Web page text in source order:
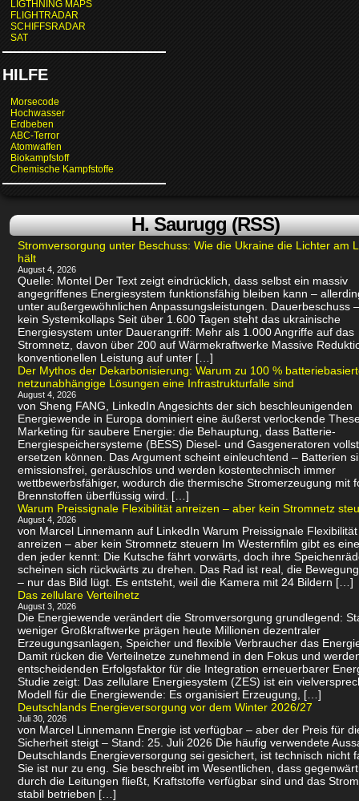
LIGTHNING MAPS
FLIGHTRADAR
SCHIFFSRADAR
SAT
HILFE
Morsecode
Hochwasser
Erdbeben
ABC-Terror
Atomwaffen
Biokampfstoff
Chemische Kampfstoffe
H. Saurugg (RSS)
Stromversorgung unter Beschuss: Wie die Ukraine die Lichter am
hält
August 4, 2026
Quelle: Montel Der Text zeigt eindrücklich, dass selbst ein massiv
angegriffenes Energiesystem funktionsfähig bleiben kann –
unter außergewöhnlichen Anpassungsleistungen. Dauerbeschuss
kein Systemkollaps Seit über 1.600 Tagen steht das ukrainische
Energiesystem unter Dauerangriff: Mehr als 1.000 Angriffe auf das
Stromnetz, davon über 200 auf Wärmekraftwerke Massive
konventionellen Leistung auf unter […]
Der Mythos der Dekarbonisierung: Warum zu 100 %
netzunabhängige Lösungen eine Infrastrukturfalle sind
August 4, 2026
von Sheng FANG, LinkedIn Angesichts der sich beschleunigenden
Energiewende in Europa dominiert eine äußerst verlockende
Marketing für saubere Energie: die Behauptung, dass Batterie-
Energiespeichersysteme (BESS) Diesel- und Gasgeneratoren
ersetzen können. Das Argument scheint einleuchtend – Batterien
emissionsfrei, geräuschlos und werden kostentechnisch immer
wettbewerbsfähiger, wodurch die thermische Stromerzeugung mit
Brennstoffen überflüssig wird. […]
Warum Preissignale Flexibilität anreizen – aber kein Stromnetz
August 4, 2026
von Marcel Linnemann auf LinkedIn Warum Preissignale Flexibilität
anreizen – aber kein Stromnetz steuern Im Westernfilm gibt es
den jeder kennt: Die Kutsche fährt vorwärts, doch ihre
scheinen sich rückwärts zu drehen. Das Rad ist real, die
– nur das Bild lügt. Es entsteht, weil die Kamera mit 24 Bildern […]
Das zellulare Verteilnetz
August 3, 2026
Die Energiewende verändert die Stromversorgung grundlegend:
weniger Großkraftwerke prägen heute Millionen dezentraler
Erzeugungsanlagen, Speicher und flexible Verbraucher das
Damit rücken die Verteilnetze zunehmend in den Fokus und
entscheidenden Erfolgsfaktor für die Integration erneuerbarer
Studie zeigt: Das zellulare Energiesystem (ZES) ist ein
Modell für die Energiewende: Es organisiert Erzeugung, […]
Deutschlands Energieversorgung vor dem Winter 2026/27
Juli 30, 2026
von Marcel Linnemann Energie ist verfügbar – aber der Preis für
Sicherheit steigt – Stand: 25. Juli 2026 Die häufig verwendete
Deutschlands Energieversorgung sei gesichert, ist technisch nicht
Sie ist nur zu eng. Sie beschreibt im Wesentlichen, dass
durch die Leitungen fließt, Kraftstoffe verfügbar sind und das
stabil betrieben […]